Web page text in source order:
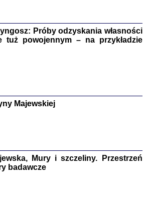
Barbara Engelking, Jan Grabowski
Adler, oprac. i wstępem opatrzyłaMarta Janczewska
2018
Próby odzyskania własności
tuż powojennym – na przykładzie
Majewskiej
Mury i szczeliny. Przestrzeń
badawcze